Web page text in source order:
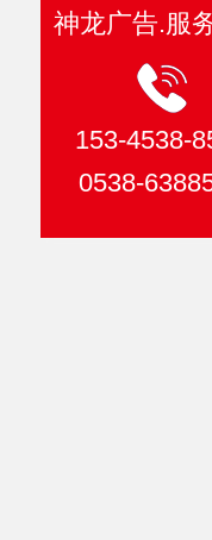
神龙广告.服
153-4538-
0538-